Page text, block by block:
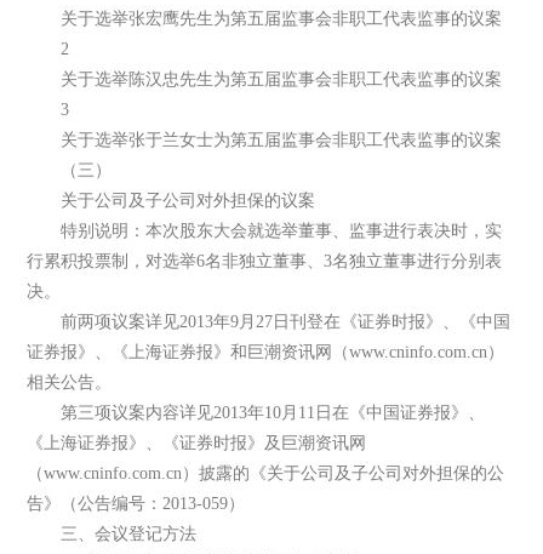
关于选举张宏鹰先生为第五届监事会非职工代表监事的议案
2
关于选举陈汉忠先生为第五届监事会非职工代表监事的议案
3
关于选举张于兰女士为第五届监事会非职工代表监事的议案
（三）
关于公司及子公司对外担保的议案
特别说明：本次股东大会就选举董事、监事进行表决时，实
行累积投票制，对选举6名非独立董事、3名独立董事进行分别表
决。
前两项议案详见2013年9月27日刊登在《证券时报》、《中国
证券报》、《上海证券报》和巨潮资讯网（www.cninfo.com.cn）
相关公告。
第三项议案内容详见2013年10月11日在《中国证券报》、
《上海证券报》、《证券时报》及巨潮资讯网
（www.cninfo.com.cn）披露的《关于公司及子公司对外担保的公
告》（公告编号：2013-059）
三、会议登记方法